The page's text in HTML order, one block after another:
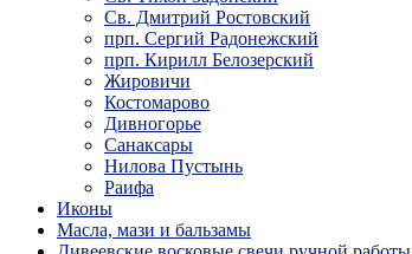
Св. Дмитрий Ростовский
прп. Сергий Радонежский
прп. Кирилл Белозерский
Жировичи
Костомарово
Дивногорье
Санаксары
Нилова Пустынь
Раифа
Иконы
Масла, мази и бальзамы